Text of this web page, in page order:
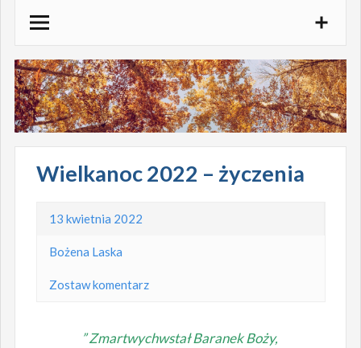
treści
Wielkanoc 2022 – życzenia
13 kwietnia 2022
Bożena Laska
Zostaw komentarz
” Zmartwychwstał Baranek Boży,